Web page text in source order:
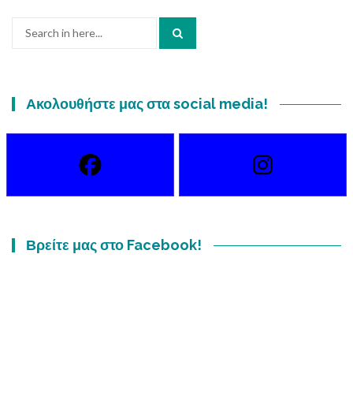
Ακολουθήστε μας στα social media!
Βρείτε μας στο Facebook!